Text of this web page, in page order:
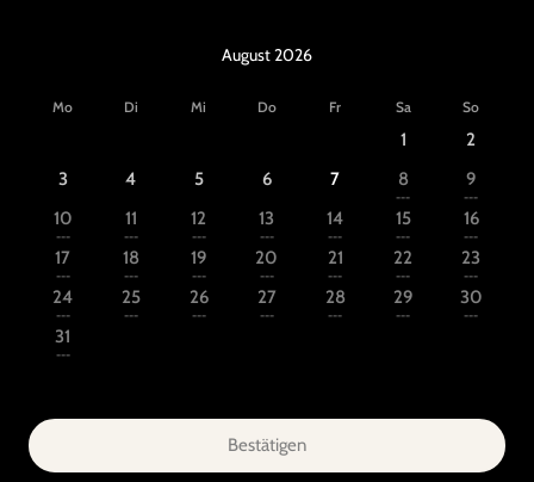
August 2026
Mo Di Mi Do Fr Sa So
1
2
3
4 5 6 7 8
---
9
---
10
---
11
---
12
---
13
---
14
---
15
---
16
---
17
---
18
---
19
---
20
---
21
---
22
---
23
---
24
---
25
---
26
---
27
---
28
---
29
---
30
---
31
---
Bestätigen